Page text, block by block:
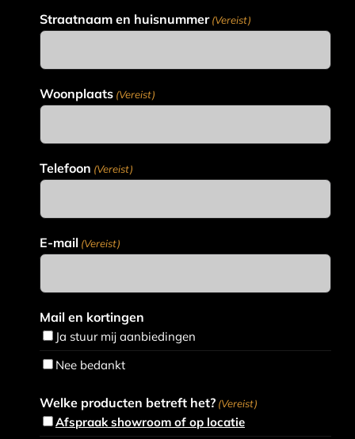
Straatnaam en huisnummer (Vereist)
Woonplaats (Vereist)
Telefoon (Vereist)
E-mail (Vereist)
Mail en kortingen
Ja stuur mij aanbiedingen
Nee bedankt
Welke producten betreft het? (Vereist)
Afspraak showroom of op locatie